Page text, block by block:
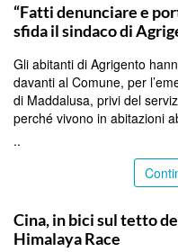
“Fatti denunciare e
sfida il sindaco di
Gli abitanti di Agrigento
davanti al Comune, per
di Maddalusa, privi del
perché vivono in abitazioni
..
Cina, in bici sul tetto
Himalaya Race